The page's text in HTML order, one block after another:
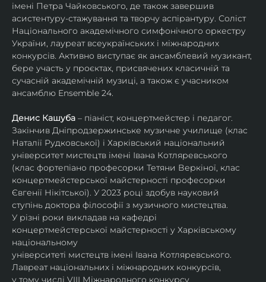
імені Петра Чайковського, де також завершив
асистентуру-стажування та творчу аспірантуру. Соліст
Національного академічного симфонічного оркестру
України, лауреат всеукраїнських і міжнародних
конкурсів. Активно виступає як ансамблевий музикант,
бере участь у проєктах, присвячених класичній та
сучасній академічній музиці, а також є учасником
ансамблю Ensemble 24.
Денис Кашуба – піаніст, концертмейстер і педагог.
Закінчив Дніпродзержинське музичне училище (клас
Наталії Рудковської) і Харківський національний
університет мистецтв імені Івана Котляревського
(клас фортепіано професорки Тетяни Веркіної, клас
концертмейстерської майстерності професорки
Євгенії Нікітської). У 2023 році здобув науковий
ступінь доктора філософії з музичного мистецтва.
У різні роки викладав на кафедрі
концертмейстерської майстерності у Харківському
національному
університеті мистецтв імені Івана Котляревського.
Лавреат національних і міжнародних конкурсів,
у тому числі VIII Міжнародного конкурсу